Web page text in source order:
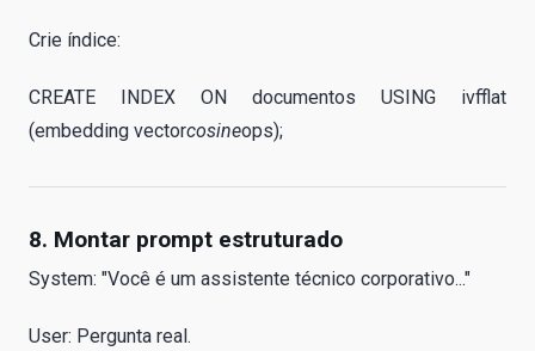
Crie índice:
CREATE INDEX ON documentos USING ivfflat
(embedding vectorcosineops);
8. Montar prompt estruturado
System: "Você é um assistente técnico corporativo..."
User: Pergunta real.